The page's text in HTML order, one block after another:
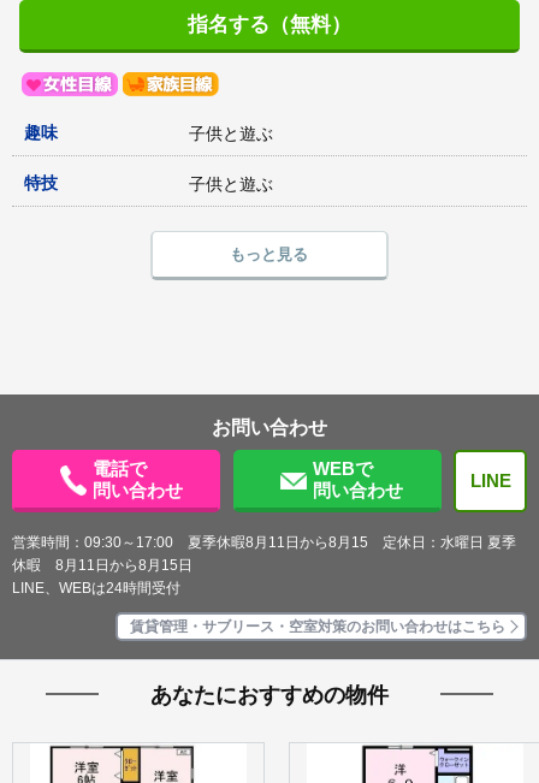
指名する（無料）
趣味 子供と遊ぶ
特技 子供と遊ぶ
もっと見る
お問い合わせ
電話で
問い合わせ
WEBで
問い合わせ
LINE
営業時間：09:30～17:00 夏季休暇8月11日から8月15 定休日：水曜日 夏季
休暇 8月11日から8月15日
LINE、WEBは24時間受付
賃貸管理・サブリース・空室対策のお問い合わせはこちら
あなたにおすすめの物件